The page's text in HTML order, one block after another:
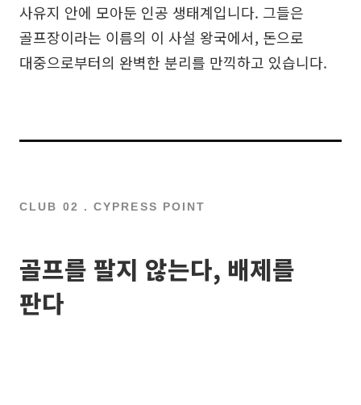
사유지 안에 모아둔 인공 생태계입니다. 그들은
골프장이라는 이름의 이 사설 왕국에서, 돈으로
대중으로부터의 완벽한 분리를 만끽하고 있습니다.
CLUB 02 . CYPRESS POINT
골프를 팔지 않는다, 배제를
판다